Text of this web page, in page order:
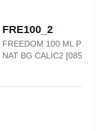
FRE100_2
FREEDOM 100 ML PEHD
NAT BG CALIC2 [0857D]